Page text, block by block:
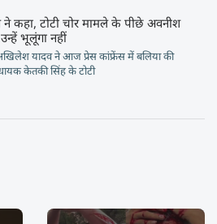
कहा, टोटी चोर मामले के पीछे अवनीश
भूलूंगा नहीं
यादव ने आज प्रेस कांफ्रेंस में बलिया की
केतकी सिंह के टोटी